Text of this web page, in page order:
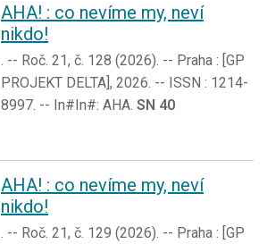
AHA! : co nevíme my, neví
nikdo!
. -- Roč. 21, č. 128 (2026). -- Praha : [GP
PROJEKT DELTA], 2026. -- ISSN : 1214-
8997. -- In#In#: AHA. SN 40
AHA! : co nevíme my, neví
nikdo!
. -- Roč. 21, č. 129 (2026). -- Praha : [GP